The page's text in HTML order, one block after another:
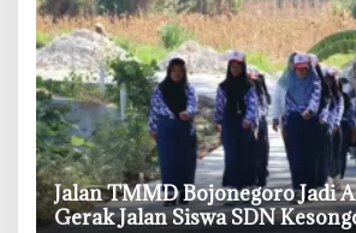
‎Jalan TMMD Bojonegoro Jadi
Gerak Jalan Siswa SDN